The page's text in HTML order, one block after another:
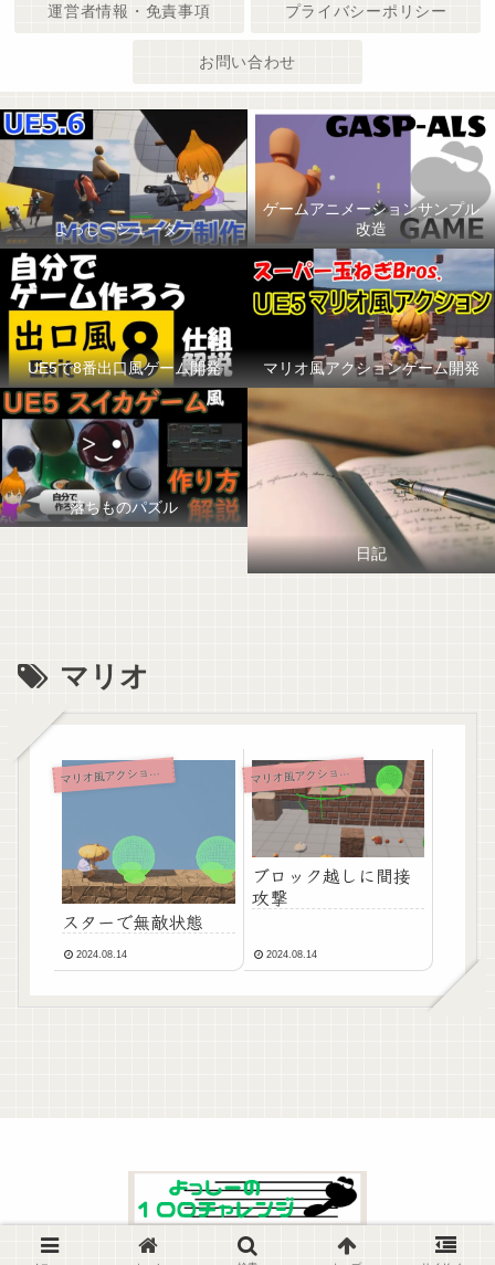
運営者情報・免責事項 プライバシーポリシー
お問い合わせ
よっしーシューター
ゲームアニメーションサンプル
改造
UE5で8番出口風ゲーム開発 マリオ風アクションゲーム開発
落ちものパズル
日記
マリオ
マ リオ風アクションゲーム開発
スターで無敵状態
2024.08.14
マ リオ風アクションゲーム開発
ブロック越しに間接
攻撃
2024.08.14
© 2023 よっしーの100チャレンジ.